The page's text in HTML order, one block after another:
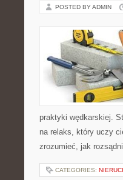
POSTED BY ADMIN
praktyki wędkarskiej.
na relaks, który uczy
zrozumieć, jak
CATEGORIES: